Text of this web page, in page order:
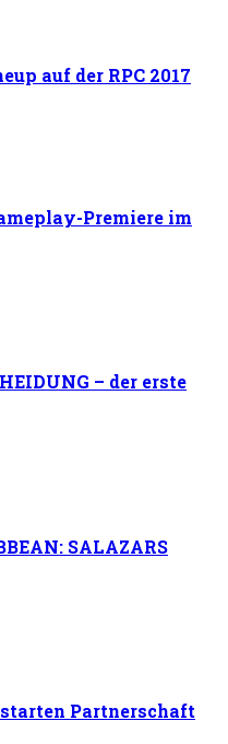
auf der RPC 2017
Premiere im
– der erste
SALAZARS
Partnerschaft